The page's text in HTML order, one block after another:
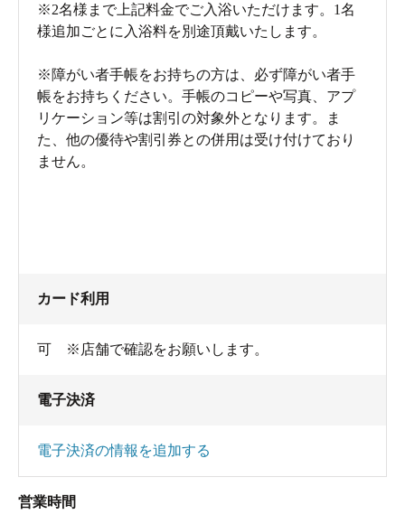
※2名様まで上記料金でご入浴いただけます。1名
様追加ごとに入浴料を別途頂戴いたします。
※障がい者手帳をお持ちの方は、必ず障がい者手
帳をお持ちください。手帳のコピーや写真、アプ
リケーション等は割引の対象外となります。ま
た、他の優待や割引券との併用は受け付けており
ません。
カード利用
可 ※店舗で確認をお願いします。
電子決済
電子決済の情報を追加する
営業時間